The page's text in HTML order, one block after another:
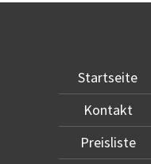
Startseite
Kontakt
Preisliste